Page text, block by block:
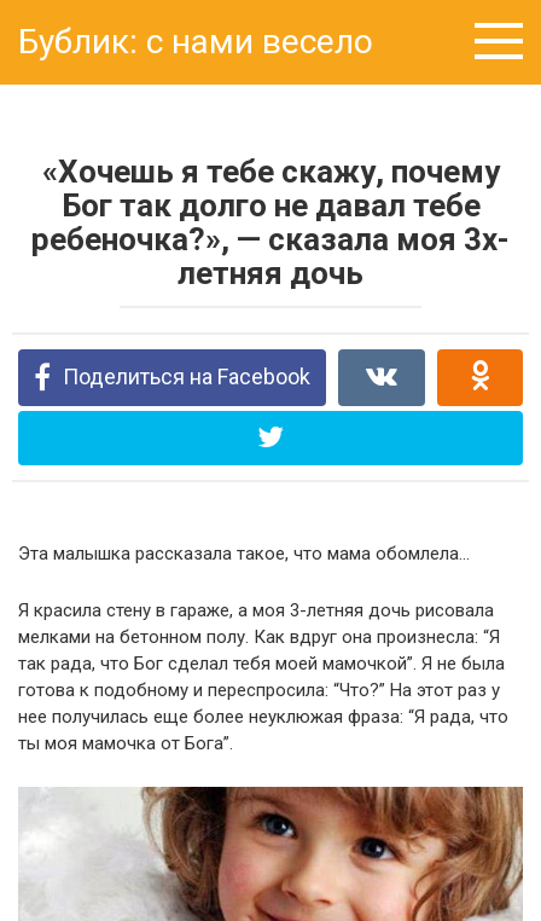
контенту
Бублик: с нами весело
«Хочешь я тебе скажу, почему
Бог так долго не давал тебе
ребеночка?», — сказала моя 3х-
летняя дочь
Поделиться на Facebook
Эта малышка рассказала такое, что мама обомлела…
Я красила стену в гараже, а моя 3-летняя дочь рисовала
мелками на бетонном полу. Как вдруг она произнесла: “Я
так рада, что Бог сделал тебя моей мамочкой”. Я не была
готова к подобному и переспросила: “Что?” На этот раз у
нее получилась еще более неуклюжая фраза: “Я рада, что
ты моя мамочка от Бога”.